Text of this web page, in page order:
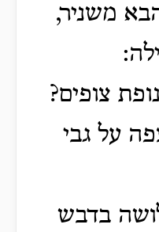
משניר,
צופים?
על גבי
בדבש